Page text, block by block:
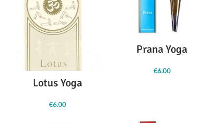
Lotus Yoga
€6.00
Prana Yoga
€6.00